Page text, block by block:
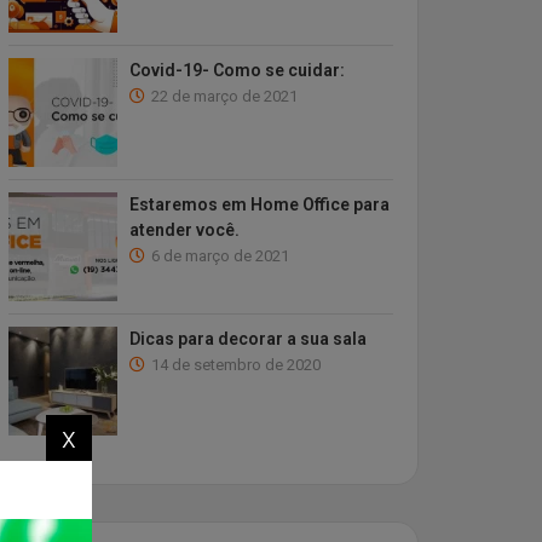
Covid-19- Como se cuidar:
22 de março de 2021
Estaremos em Home Office para
atender você.
6 de março de 2021
Dicas para decorar a sua sala
14 de setembro de 2020
x